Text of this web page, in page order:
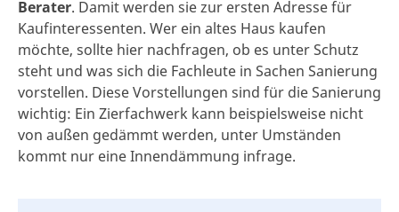
Berater. Damit werden sie zur ersten Adresse für
Kaufinteressenten. Wer ein altes Haus kaufen
möchte, sollte hier nachfragen, ob es unter Schutz
steht und was sich die Fachleute in Sachen Sanierung
vorstellen. Diese Vorstellungen sind für die Sanierung
wichtig: Ein Zierfachwerk kann beispielsweise nicht
von außen gedämmt werden, unter Umständen
kommt nur eine Innendämmung infrage.